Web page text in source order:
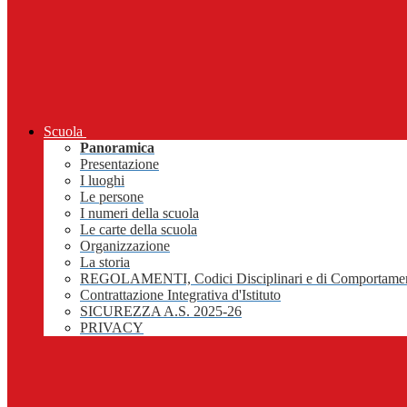
Scuola
Panoramica
Presentazione
I luoghi
Le persone
I numeri della scuola
Le carte della scuola
Organizzazione
La storia
REGOLAMENTI, Codici Disciplinari e di
Contrattazione Integrativa d'Istituto
SICUREZZA A.S. 2025-26
PRIVACY